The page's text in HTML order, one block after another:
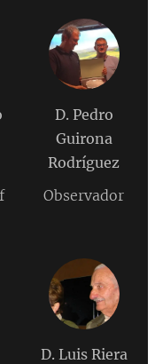
D. Pedro
Guirona
Rodríguez
Observador
D. Luis Riera